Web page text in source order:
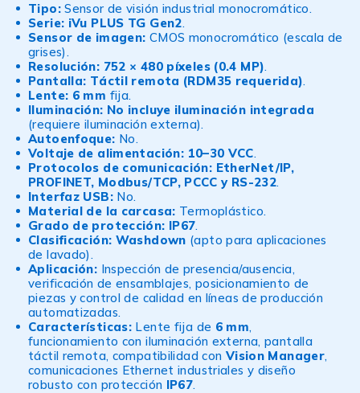
Tipo:Sensor de visión industrial monocromático.
Serie: iVu PLUS TG Gen2.
Sensor de imagen: CMOS monocromático (escala de
grises).
Resolución: 752 × 480 píxeles (0.4 MP).
Pantalla: Táctil remota (RDM35 requerida).
Lente: 6 mm fija.
Iluminación: No incluye iluminación integrada
(requiere iluminación externa).
Autoenfoque: No.
Voltaje de alimentación: 10–30 VCC.
Protocolos de comunicación: EtherNet/IP,
PROFINET, Modbus/TCP, PCCC y RS-232.
Interfaz USB:No.
Material de la carcasa: Termoplástico.
Grado de protección: IP67.
Clasificación: Washdown (apto para aplicaciones
de lavado).
Aplicación: Inspección de presencia/ausencia,
verificación de ensamblajes, posicionamiento de
piezas y control de calidad en líneas de producción
automatizadas.
Características: Lente fija de 6 mm,
funcionamiento con iluminación externa, pantalla
táctil remota, compatibilidad con Vision Manager,
comunicaciones Ethernet industriales y diseño
robusto con protección IP67.